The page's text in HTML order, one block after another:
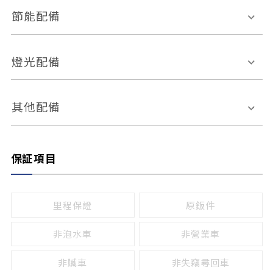
車道偏離警示
自動停車系統 盲點偵測系統
倒車雷達
無
有
外部音源接入
節能配備
引擎啟閉系統
燈光配備
感應頭燈
頭燈光源
其他配備
保証項目
里程保證 原鈑件
非泡水車 非營業車
非贓車 非失竊尋回車